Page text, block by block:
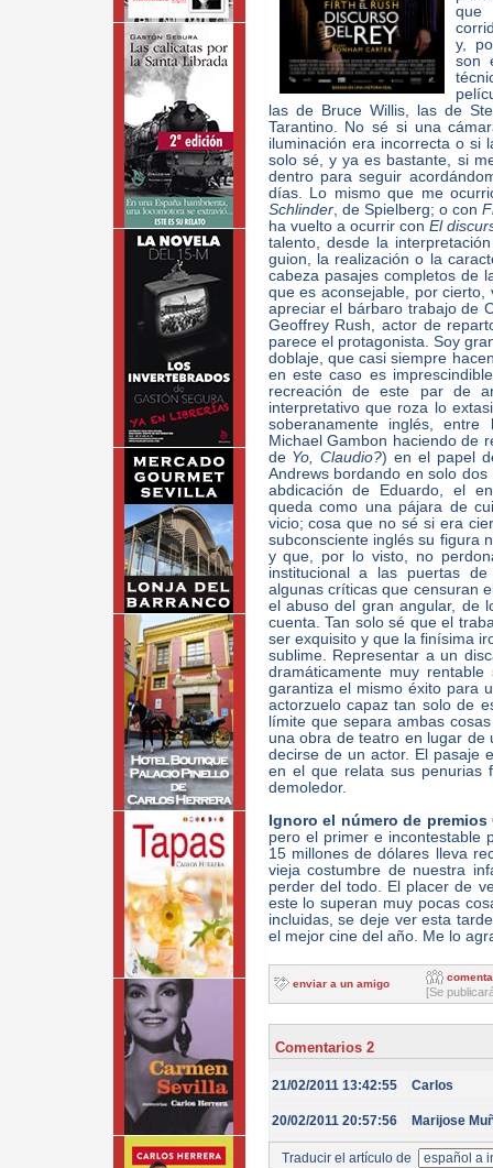
que
y,
son
las de Bruce Willis, las de
Tarantino. No sé si una
iluminación era incorrecta o si
solo sé, y ya es bastante, si
dentro para seguir
días. Lo mismo que me
Schlinder, de Spielberg; o con
ha vuelto a ocurrir con El
talento, desde la
guion, la realización o la
cabeza pasajes completos de
que es aconsejable, por
apreciar el bárbaro trabajo de
Geoffrey Rush, actor de
parece el protagonista. Soy
doblaje, que casi siempre
en este caso es
recreación de este par de
interpretativo que roza lo
soberanamente inglés,
Michael Gambon haciendo de
de Yo, Claudio?) en el papel
Andrews bordando en solo
abdicación de Eduardo, el
queda como una pájara de
vicio; cosa que no sé si era
subconsciente inglés su figura
y que, por lo visto, no
institucional a las puertas
algunas críticas que censuran
el abuso del gran angular, de
cuenta. Tan solo sé que el
ser exquisito y que la finísima
sublime. Representar a un
dramáticamente muy
garantiza el mismo éxito para
actorzuelo capaz tan solo de
límite que separa ambas
una obra de teatro en lugar de
decirse de un actor. El pasaje
en el que relata sus penurias
demoledor.
Ignoro el número de
pero el primer e incontestable
15 millones de dólares lleva
vieja costumbre de nuestra
perder del todo. El placer de
este lo superan muy pocas
incluidas, se deje ver esta
el mejor cine del año. Me lo
enviar a un amigo
[Se
Comentarios 2
21/02/2011 13:42:55 Carlos
20/02/2011 20:57:56 Marijose
Traducir el artículo de